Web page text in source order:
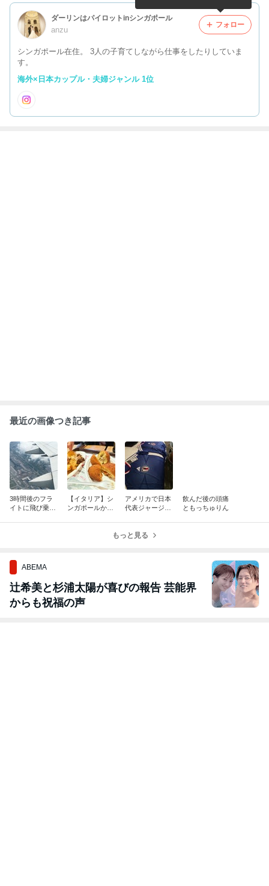
ダーリンはパイロットinシンガポール
anzu
シンガポール在住。 3人の子育てしながら仕事をしたりしていま
す。
フォロー
海外×日本カップル・夫婦ジャンル 1位
最近の画像つき記事
3時間後のフラ
イトに飛び乗っ
【イタリア】シ
ンガポールから
アメリカで日本
代表ジャージー
飲んだ後の頭痛
ともっちゅりん
もっと見る
ABEMA
辻希美と杉浦太陽が喜びの報告 芸能界
からも祝福の声